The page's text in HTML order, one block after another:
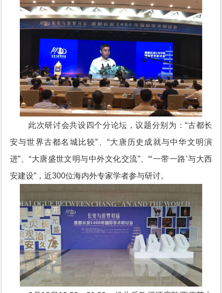
此次研讨会共设四个分论坛，议题分别为：“古都长
安与世界古都名城比较”、“大唐历史成就与中华文明演
进”、“大唐盛世文明与中外文化交流”、“‘一带一路’与大西
安建设”，近300位海内外专家学者参与研讨。